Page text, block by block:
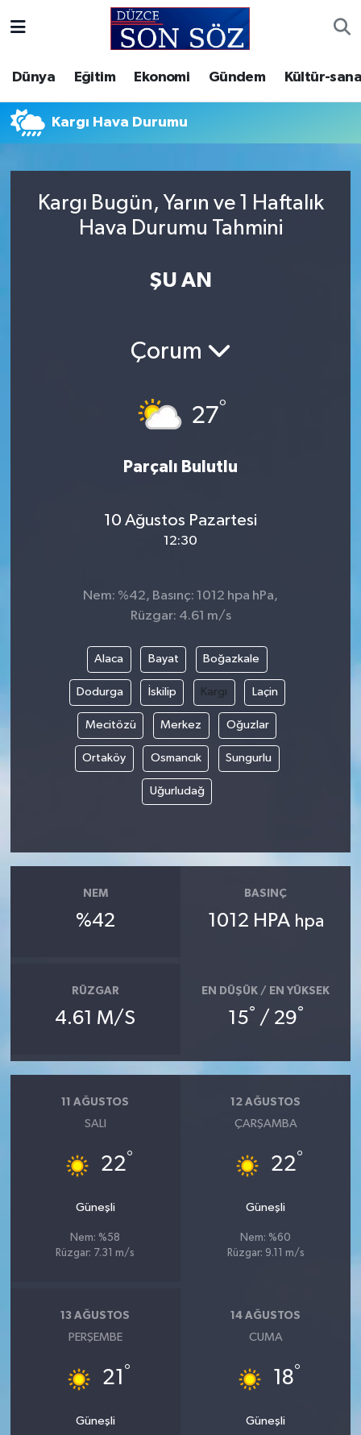
Dünya Eğitim Ekonomi Gündem Kültür-
Kargı Hava Durumu
Kargı Bugün, Yarın ve 1 Haftalık
Hava Durumu Tahmini
ŞU AN
Çorum
27°
Parçalı Bulutlu
10 Ağustos Pazartesi
12:30
Nem: %42, Basınç: 1012 hpa hPa,
Rüzgar: 4.61 m/s
Alaca Bayat Boğazkale
Dodurga İskilip Kargı Laçin
Mecitözü Merkez Oğuzlar
Ortaköy Osmancık Sungurlu
Uğurludağ
NEM
%42
BASINÇ
1012 HPA hpa
RÜZGAR
4.61 M/S
EN DÜŞÜK / EN YÜKSEK
15° / 29°
11 AĞUSTOS
SALI
22°
Güneşli
Nem: %58
Rüzgar: 7.31 m/s
12 AĞUSTOS
ÇARŞAMBA
22°
Güneşli
Nem: %60
Rüzgar: 9.11 m/s
13 AĞUSTOS
PERŞEMBE
21 °
Güneşli
14 AĞUSTOS
CUMA
18°
Güneşli
Gizlilik Sözleşmesi
İletişim
Video Galeri
Akçakoca Hava Durumu
Akçakoca Trafik Yoğunluk Haritası
Tüm Manşetler